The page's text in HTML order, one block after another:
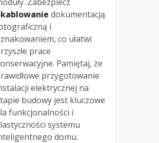
dokumentacją
i
co ułatwi
prace
Pamiętaj, że
przygotowanie
elektrycznej na
budowy jest kluczowe
funkcjonalności i
systemu
domu.